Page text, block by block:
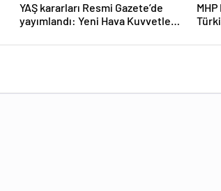
YAŞ kararları Resmi Gazete’de
yayımlandı: Yeni Hava Kuvvetleri
Dalkıran